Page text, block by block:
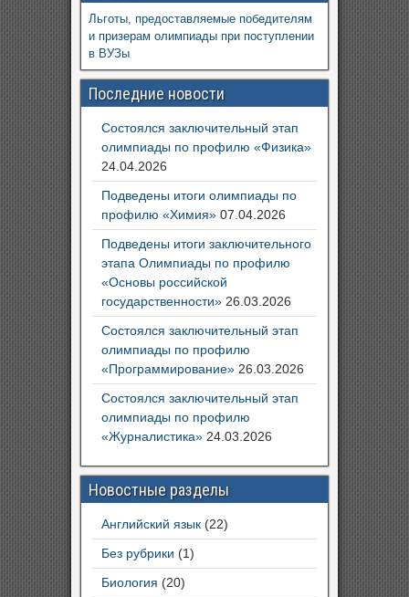
Льготы, предоставляемые победителям
и призерам олимпиады при поступлении
в ВУЗы
Последние новости
Состоялся заключительный этап
олимпиады по профилю «Физика»
24.04.2026
Подведены итоги олимпиады по
профилю «Химия» 07.04.2026
Подведены итоги заключительного
этапа Олимпиады по профилю
«Основы российской
государственности» 26.03.2026
Состоялся заключительный этап
олимпиады по профилю
«Программирование» 26.03.2026
Состоялся заключительный этап
олимпиады по профилю
«Журналистика» 24.03.2026
Новостные разделы
Английский язык (22)
Без рубрики (1)
Биология (20)